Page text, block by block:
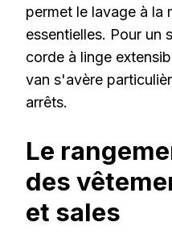
permet le lavage à la
essentielles. Pour un
corde à linge
van s'avère
arrêts.
Le
des
et sales